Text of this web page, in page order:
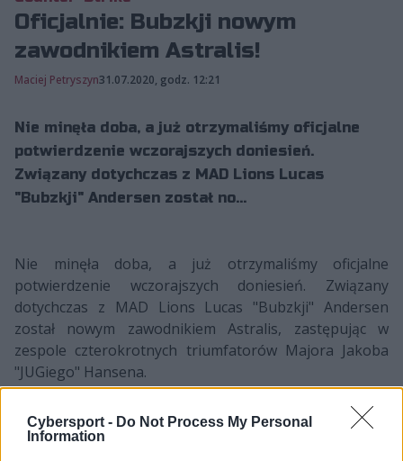
Cybersport - Do Not Process My Personal
Information
Oficjalnie: Bubzkji nowym
zawodnikiem Astralis!
Maciej Petryszyn31.07.2020, godz. 12:21
Nie minęła doba, a już otrzymaliśmy oficjalne
potwierdzenie wczorajszych doniesień.
Związany dotychczas z MAD Lions Lucas
"Bubzkji" Andersen został no...
Nie minęła doba, a już otrzymaliśmy oficjalne
potwierdzenie wczorajszych doniesień. Związany
dotychczas z MAD Lions Lucas "Bubzkji" Andersen
został nowym zawodnikiem Astralis, zastępując w
zespole czterokrotnych triumfatorów Majora Jakoba
"JUGiego" Hansena.
Gdy tylko usłyszałem o zainteresowaniu Astralis, od
razu podjąłem decyzję: Chciałem być częścią tego